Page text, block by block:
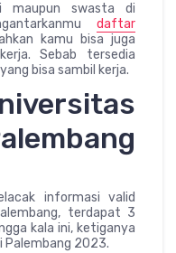
maupun swasta di
daftar
kamu bisa juga
Sebab tersedia
bisa sambil kerja.
informasi valid
terdapat 3
kala ini, ketiganya
Palembang 2023.